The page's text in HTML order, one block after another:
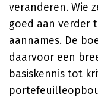
veranderen. Wie
goed aan verder
aannames. De
daarvoor een
basiskennis tot